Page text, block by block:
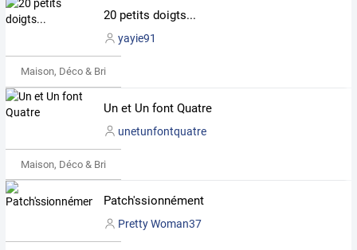
20 petits doigts...
yayie91
Maison, Déco & Bricolage
Un et Un font Quatre
unetunfontquatre
Maison, Déco & Bricolage
Patch'ssionnément
Pretty Woman37